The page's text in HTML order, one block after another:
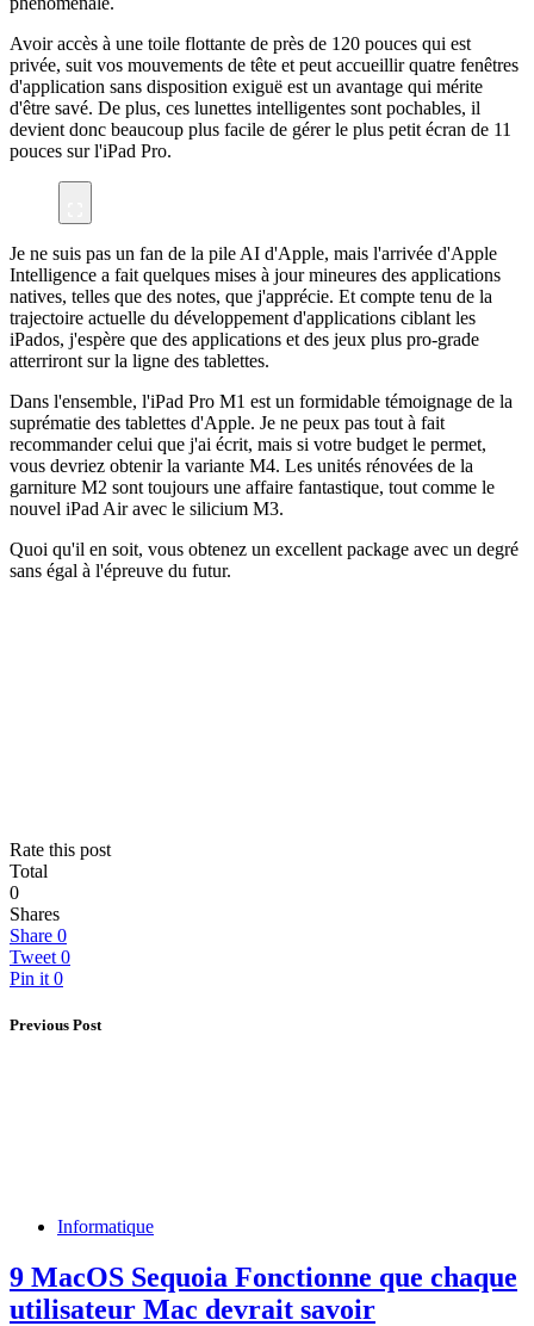
Avoir accès à une toile flottante de près de 120 pouces qui est
privée, suit vos mouvements de tête et peut accueillir quatre fenêtres
d'application sans disposition exiguë est un avantage qui mérite
d'être savé. De plus, ces lunettes intelligentes sont pochables, il
devient donc beaucoup plus facile de gérer le plus petit écran de 11
pouces sur l'iPad Pro.
Je ne suis pas un fan de la pile AI d'Apple, mais l'arrivée d'Apple
Intelligence a fait quelques mises à jour mineures des applications
natives, telles que des notes, que j'apprécie. Et compte tenu de la
trajectoire actuelle du développement d'applications ciblant les
iPados, j'espère que des applications et des jeux plus pro-grade
atterriront sur la ligne des tablettes.
Dans l'ensemble, l'iPad Pro M1 est un formidable témoignage de la
suprématie des tablettes d'Apple. Je ne peux pas tout à fait
recommander celui que j'ai écrit, mais si votre budget le permet,
vous devriez obtenir la variante M4. Les unités rénovées de la
garniture M2 sont toujours une affaire fantastique, tout comme le
nouvel iPad Air avec le silicium M3.
Quoi qu'il en soit, vous obtenez un excellent package avec un degré
sans égal à l'épreuve du futur.
Rate this post
Total
0
Shares
Share 0
Tweet 0
Pin it 0
Previous Post
Informatique
9 MacOS Sequoia Fonctionne que chaque
utilisateur Mac devrait savoir